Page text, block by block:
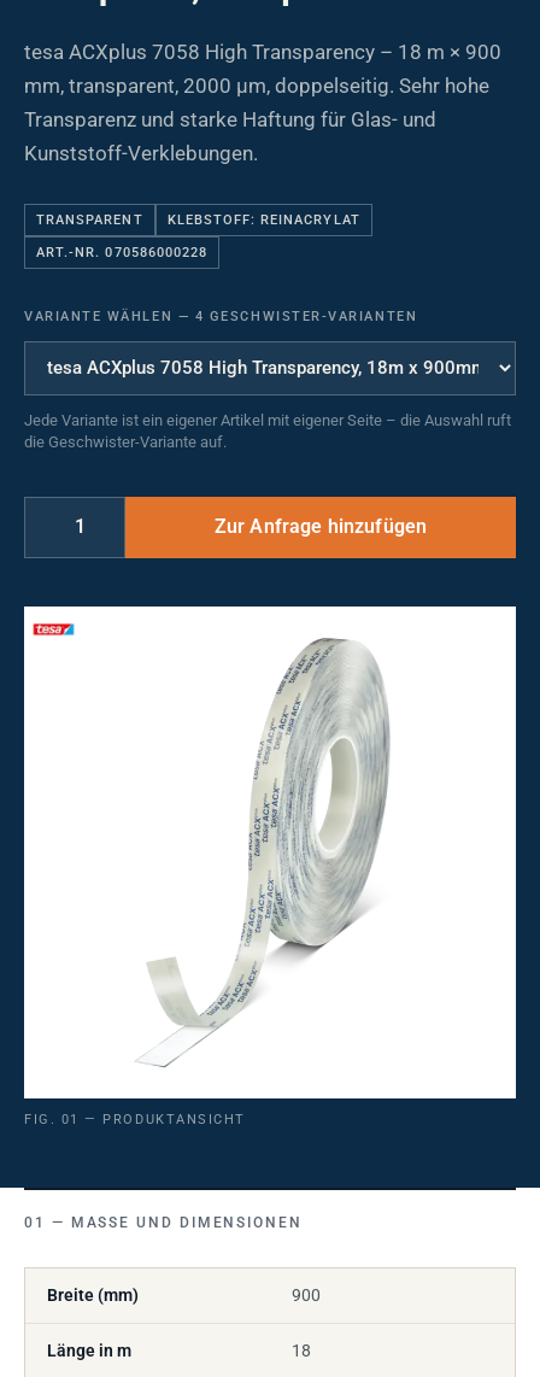
tesa ACXplus 7058 High Transparency – 18 m × 900
mm, transparent, 2000 µm, doppelseitig. Sehr hohe
Transparenz und starke Haftung für Glas- und
Kunststoff-Verklebungen.
TRANSPARENT KLEBSTOFF: REINACRYLAT
ART.-NR. 070586000228
VARIANTE WÄHLEN — 4 GESCHWISTER-VARIANTEN
Jede Variante ist ein eigener Artikel mit eigener Seite – die Auswahl ruft
die Geschwister-Variante auf.
FIG. 01 — PRODUKTANSICHT
MASSE UND DIMENSIONEN
Breite (mm) 900
Länge in m 18